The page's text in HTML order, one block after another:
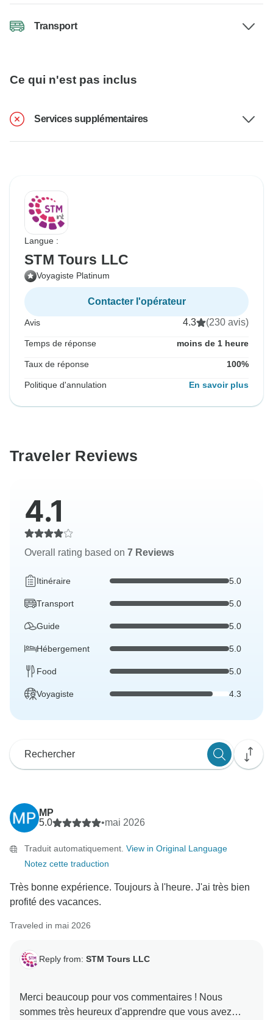
Transport
Ce qui n'est pas inclus
Services supplémentaires
Langue :
STM Tours LLC
Voyagiste Platinum
Contacter l'opérateur
Avis 4.3 (230 avis)
Temps de réponse moins de 1 heure
Taux de réponse 100%
Politique d'annulation En savoir plus
Traveler Reviews
4.1
Overall rating based on 7 Reviews
Itinéraire 5.0
Transport 5.0
Guide 5.0
Hébergement 5.0
Food 5.0
Voyagiste 4.3
MP
5.0
•mai 2026
Traduit automatiquement. View in Original Language
Notez cette traduction
Très bonne expérience. Toujours à l'heure. J'ai très bien
profité des vacances.
Traveled in mai 2026
Reply from: STM Tours LLC
Merci beaucoup pour vos commentaires ! Nous
sommes très heureux d'apprendre que vous avez